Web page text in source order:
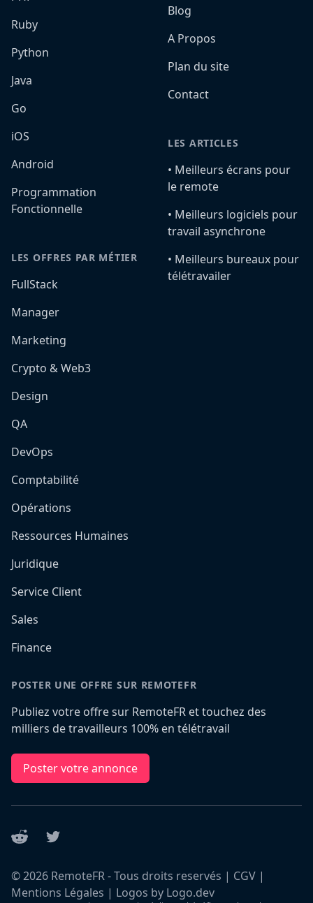
Ruby
Python
Java
Go
iOS
Android
Programmation
Fonctionnelle
LES OFFRES PAR MÉTIER
FullStack
Manager
Marketing
Crypto & Web3
Design
QA
DevOps
Comptabilité
Opérations
Ressources Humaines
Juridique
Service Client
Sales
Finance
Blog
A Propos
Plan du site
Contact
LES ARTICLES
•️ Meilleurs écrans pour
le remote
•️ Meilleurs logiciels pour
travail asynchrone
•️ Meilleurs bureaux pour
télétravailer
POSTER UNE OFFRE SUR REMOTEFR
Publiez votre offre sur RemoteFR et touchez des
milliers de travailleurs 100% en télétravail
Poster votre annonce
Reddit Twitter
©2026 RemoteFR - Tous droits reservés | CGV |
Mentions Légales | Logos by Logo.dev